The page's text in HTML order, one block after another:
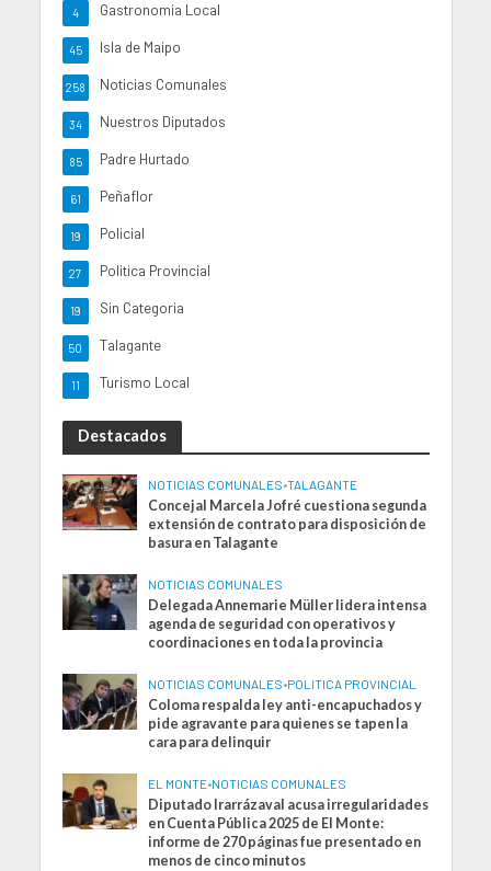
Gastronomia Local
4
Isla de Maipo
45
Noticias Comunales
258
Nuestros Diputados
34
Padre Hurtado
85
Peñaflor
61
Policial
19
Politica Provincial
27
Sin Categoria
19
Talagante
50
Turismo Local
11
Destacados
NOTICIAS COMUNALES•TALAGANTE
Concejal Marcela Jofré cuestiona segunda
extensión de contrato para disposición de
basura en Talagante
NOTICIAS COMUNALES
Delegada Annemarie Müller lidera intensa
agenda de seguridad con operativos y
coordinaciones en toda la provincia
NOTICIAS COMUNALES•POLITICA PROVINCIAL
Coloma respalda ley anti-encapuchados y
pide agravante para quienes se tapen la
cara para delinquir
EL MONTE•NOTICIAS COMUNALES
Diputado Irarrázaval acusa irregularidades
en Cuenta Pública 2025 de El Monte:
informe de 270 páginas fue presentado en
menos de cinco minutos